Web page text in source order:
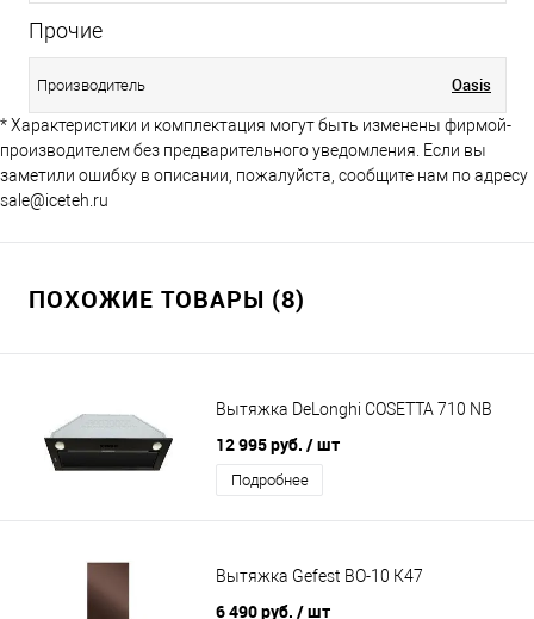
Прочие
Производитель Oasis
* Характеристики и комплектация могут быть изменены фирмой-
производителем без предварительного уведомления. Если вы
заметили ошибку в описании, пожалуйста, сообщите нам по адресу
sale@iceteh.ru
ПОХОЖИЕ ТОВАРЫ (8)
Вытяжка DeLonghi COSETTA 710 NB
12 995 руб. / шт
Подробнее
Вытяжка Gefest BO-10 К47
6 490 руб. / шт